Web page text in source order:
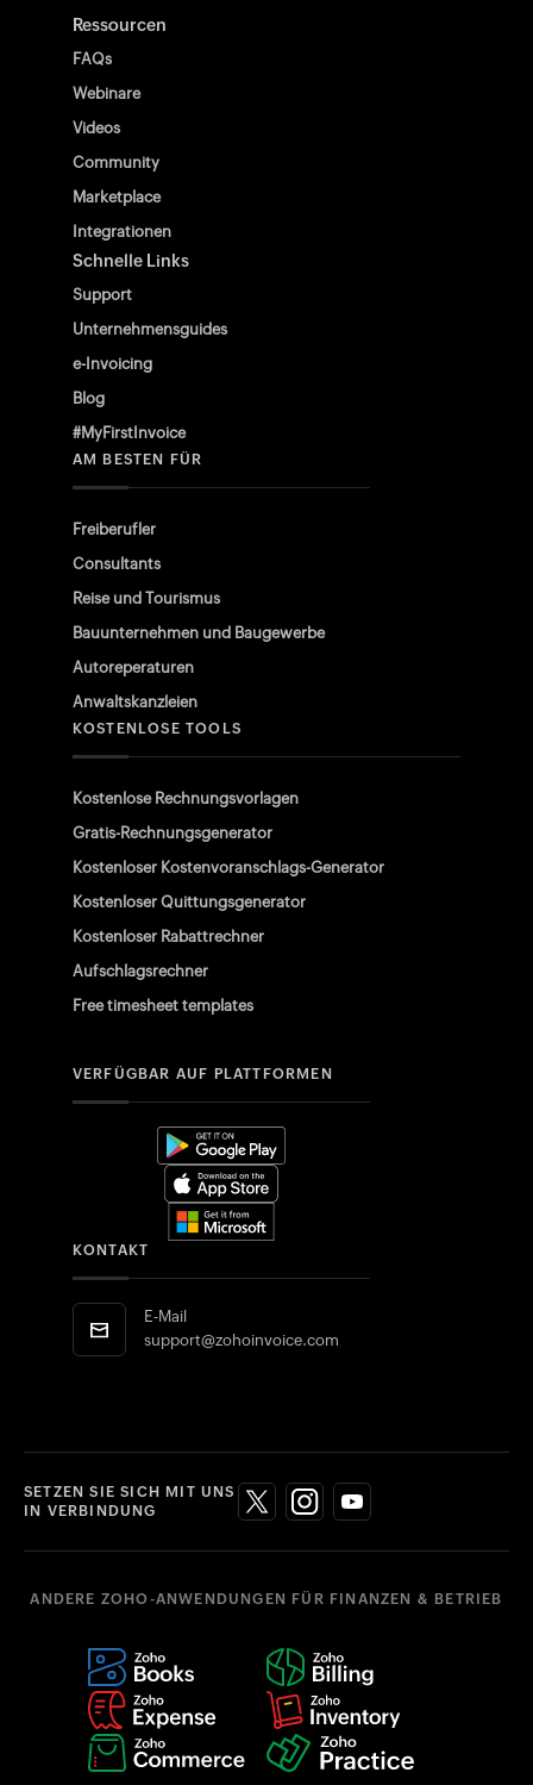
Ressourcen
FAQs
Webinare
Videos
Community
Marketplace
Integrationen
Schnelle Links
Support
Unternehmensguides
e-Invoicing
Blog
#MyFirstInvoice
AM BESTEN FÜR
Freiberufler
Consultants
Reise und Tourismus
Bauunternehmen und Baugewerbe
Autoreperaturen
Anwaltskanzleien
KOSTENLOSE TOOLS
Kostenlose Rechnungsvorlagen
Gratis-Rechnungsgenerator
Kostenloser Kostenvoranschlags-Generator
Kostenloser Quittungsgenerator
Kostenloser Rabattrechner
Aufschlagsrechner
Free timesheet templates
VERFÜGBAR AUF PLATTFORMEN
KONTAKT
E-Mail
support@zohoinvoice.com
SETZEN SIE SICH MIT UNS
IN VERBINDUNG
ANDERE ZOHO-ANWENDUNGEN FÜR FINANZEN & BETRIEB